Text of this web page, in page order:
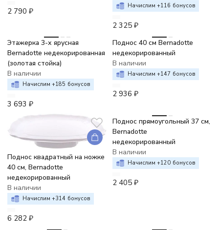
2 790 ₽
Начислим +116 бонусов
2 325 ₽
Этажерка 3-х ярусная
Bernadotte недекорированная
(золотая стойка)
В наличии
Начислим +185 бонусов
3 693 ₽
Поднос 40 см Bernadotte
недекорированный
В наличии
Начислим +147 бонусов
2 936 ₽
Поднос квадратный на ножке
40 см, Bernadotte
недекорированный
В наличии
Начислим +314 бонусов
6 282 ₽
Поднос прямоугольный 37 см,
Bernadotte
недекорированный
В наличии
Начислим +120 бонусов
2 405 ₽